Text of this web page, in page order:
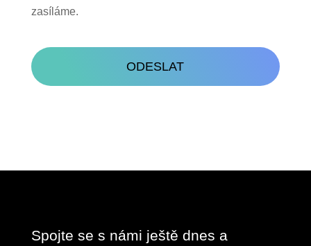
zasíláme.
Spojte se s námi ještě dnes a